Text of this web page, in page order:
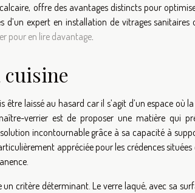
offre des avantages distincts pour
d’un expert en installation de vitrages
pour en lire davantage
laissé au hasard car il s’agit d’un espace où
verrier est de proposer une matière qui
incontournable grâce à sa capacité à
appréciée pour les crédences situées
critère déterminant. Le verre laqué, avec sa